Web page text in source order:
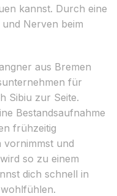
kannst. Durch eine
Nerven beim
aus Bremen
für
Sibiu zur Seite.
Bestandsaufnahme
frühzeitig
vornimmst und
so zu einem
dich schnell in